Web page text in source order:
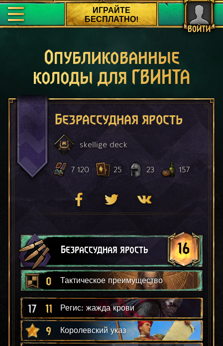
ВОЙТИ
ИГРАЙТЕ
БЕСПЛАТНО!
Опубликованные
колоды для ГВИНТА
Безрассудная ярость
skellige deck
7 120 25 23 157
Безрассудная ярость 16
0 Тактическое преимущество
17 11 Регис: жажда крови
9 Королевский указ